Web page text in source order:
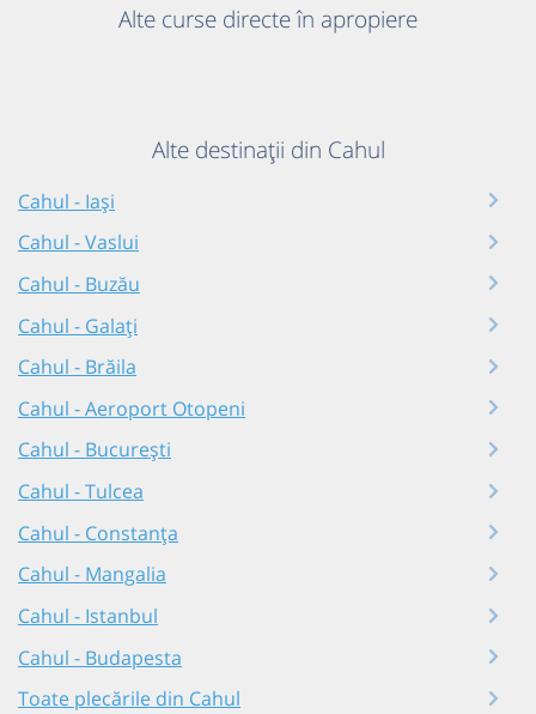
Alte curse directe în apropiere
Alte destinații din Cahul
Cahul - Iași
Cahul - Vaslui
Cahul - Buzău
Cahul - Galați
Cahul - Brăila
Cahul - Aeroport Otopeni
Cahul - București
Cahul - Tulcea
Cahul - Constanța
Cahul - Mangalia
Cahul - Istanbul
Cahul - Budapesta
Toate plecările din Cahul